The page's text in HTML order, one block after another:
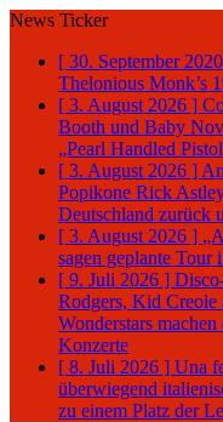
News Ticker
[ 30. September
Thelonious Monk’s
[ 3. August 2026 ]
Booth und Baby
„Pearl Handled
[ 3. August 2026 ]
Popikone Rick
Deutschland zurück
[ 3. August 2026 ]
sagen geplante Tour
[ 9. Juli 2026 ]
Rodgers, Kid Creole
Wonderstars
Konzerte
[ 8. Juli 2026 ] Una
überwiegend
zu einem Platz der